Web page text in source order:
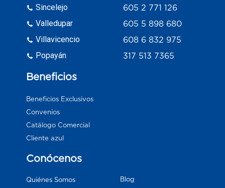
Sincelejo
Valledupar
Villavicencio
Popayán
605 2 771 126
605 5 898 680
608 6 832 975
317 513 7365
Beneficios
Beneficios Exclusivos
Convenios
Catálogo Comercial
Cliente azul
Conócenos
Quiénes Somos
Blog